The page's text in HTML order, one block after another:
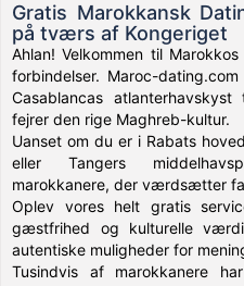
Gratis Marokkansk
på tværs af Kongeriget
Ahlan! Velkommen til
forbindelser. Maroc-
Casablancas
fejrer den rige Maghreb-kultur.
Uanset om du er i Rabats
eller Tangers
marokkanere, der værdsætter
Oplev vores helt gratis
gæstfrihed og kulturelle
autentiske muligheder for
Tusindvis af marokkanere